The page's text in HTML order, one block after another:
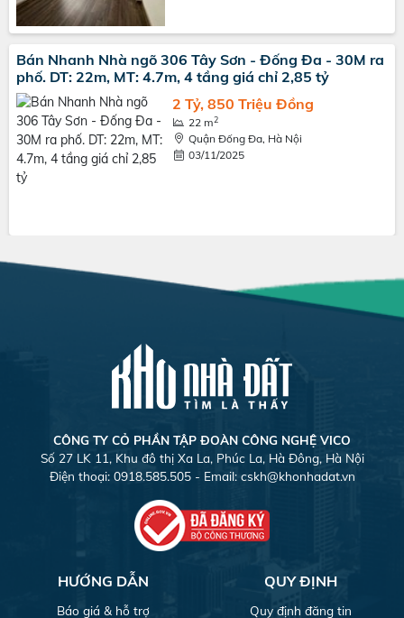
Bán Nhanh Nhà ngõ 306 Tây Sơn - Đống Đa - 30M ra
phố. DT: 22m, MT: 4.7m, 4 tầng giá chỉ 2,85 tỷ
2 Tỷ, 850 Triệu Đồng
22 m2
Quận Đống Đa, Hà Nội
03/11/2025
CÔNG TY CỎ PHẦN TẬP ĐOÀN CÔNG NGHỆ VICO
Số 27 LK 11, Khu đô thị Xa La, Phúc La, Hà Đông, Hà Nội
Điện thoại: 0918.585.505 - Email: cskh@khonhadat.vn
HƯỚNG DẪN
Báo giá & hỗ trợ
QUY ĐỊNH
Quy định đăng tin